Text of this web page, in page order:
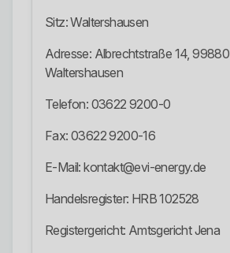
Sitz: Waltershausen
Adresse: Albrechtstraße 14, 99880
Waltershausen
Telefon: 03622 9200-0
Fax: 03622 9200-16
E-Mail: kontakt@evi-energy.de
Handelsregister: HRB 102528
Registergericht: Amtsgericht Jena